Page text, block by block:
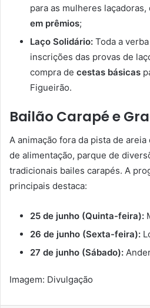
para as mulheres laçadoras,
em prêmios;
Laço Solidário: Toda a
inscrições das provas de
compra de cestas básicas
Figueirão.
Bailão Carapé e
A animação fora da pista de
de alimentação, parque de
tradicionais bailes carapés. A
principais destaca:
25 de junho (Quinta-feira):
26 de junho (Sexta-feira):
27 de junho (Sábado):
Imagem: Divulgação